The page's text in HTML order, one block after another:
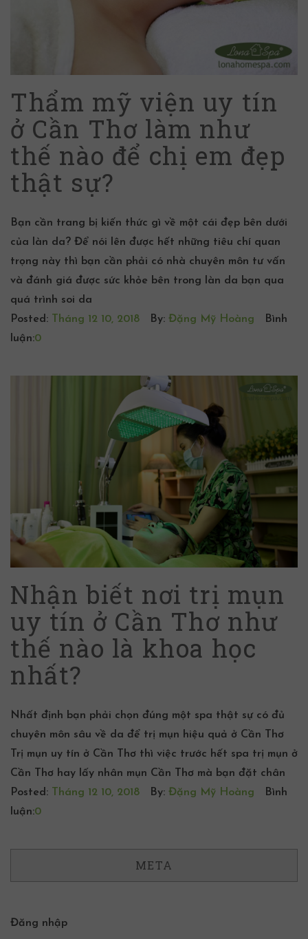
Thẩm mỹ viện uy tín
ở Cần Thơ làm như
thế nào để chị em đẹp
thật sự?
Bạn cần trang bị kiến thức gì về một cái đẹp bên dưới
của làn da? Để nói lên được hết những tiêu chí quan
trọng này thì bạn cần phải có nhà chuyên môn tư vấn
và đánh giá được sức khỏe bên trong làn da bạn qua
quá trình soi da
Posted:
Tháng 12 10, 2018 By: Đặng Mỹ Hoàng
Bình
luận:0
Nhận biết nơi trị mụn
uy tín ở Cần Thơ như
thế nào là khoa học
nhất?
Nhất định bạn phải chọn đúng một spa thật sự có đủ
chuyên môn sâu về da để trị mụn hiệu quả ở Cần Thơ
Trị mụn uy tín ở Cần Thơ thì việc trước hết spa trị mụn ở
Cần Thơ hay lấy nhân mụn Cần Thơ mà bạn đặt chân
Posted:
Tháng 12 10, 2018 By: Đặng Mỹ Hoàng
Bình
luận:0
META
Đăng nhập